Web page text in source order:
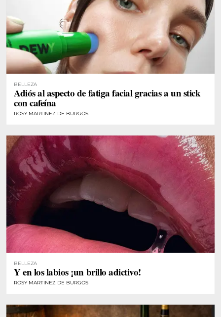
BELLEZA
Adiós al aspecto de fatiga facial gracias a un stick
con cafeína
ROSY MARTINEZ DE BURGOS
BELLEZA
Y en los labios ¡un brillo adictivo!
ROSY MARTINEZ DE BURGOS